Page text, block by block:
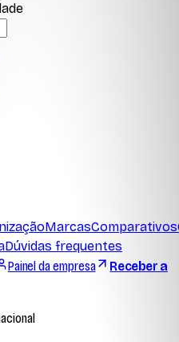
MarcasComparativos
Dúvidas frequentes
Painel da empresa
Receber a